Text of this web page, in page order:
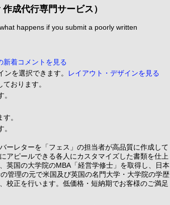
成代行専門サービス）
happens if you submit a poorly written
新着コメントを見る
を選択できます。
レイアウト・デザインを見る
おります。
。
ーレターを「フェス」の担当者が高品質に作成して
アピールできる各人にカスタマイズした書類を仕上
英国の大学院のMBA「経営学修士」を取得し、日本
管理の元で米国及び英国の名門大学・大学院の学歴
校正を行います。低価格・短納期でお客様のご満足